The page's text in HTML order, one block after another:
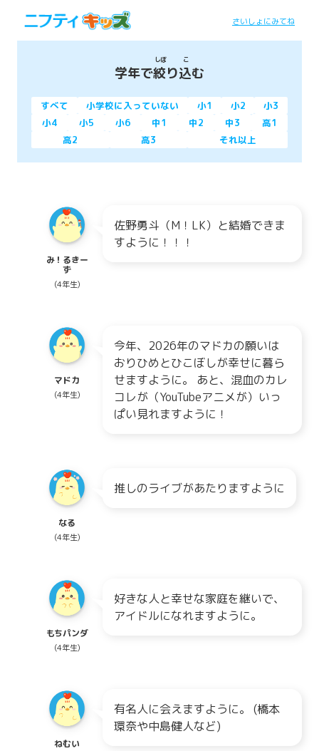
さいしょにみてね
学年で絞
しぼ
り込
こ
む
すべて 小学校に入っていない 小1 小2
小3
小4
小5 小6 中1 中2 中3
高1
高2
高3 それ以上
み！るきー
ず
(4年生)
佐野勇斗（M！LK）と結婚できま
すように！！！
マドカ
(4年生)
今年、2026年のマドカの願いは
おりひめとひこぼしが幸せに暮ら
せますように。 あと、混血のカレ
コレが（YouTubeアニメが）いっ
ぱい見れますように！
なる
(4年生)
推しのライブがあたりますように
もちパンダ
(4年生)
好きな人と幸せな家庭を継いで、
アイドルになれますように。
ねむい
有名人に会えますように。 (橋本
環奈や中島健人など)